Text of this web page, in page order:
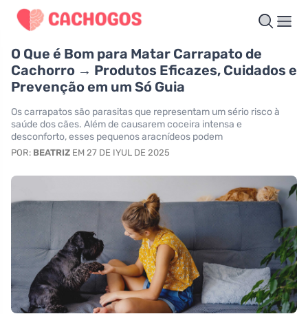
O Que é Bom para Matar Carrapato de
Cachorro → Produtos Eficazes, Cuidados e
Prevenção em um Só Guia
Os carrapatos são parasitas que representam um sério risco à
saúde dos cães. Além de causarem coceira intensa e
desconforto, esses pequenos aracnídeos podem
POR: BEATRIZ EM 27 DE IYUL DE 2025